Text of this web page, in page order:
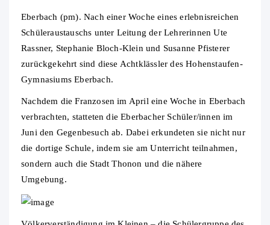
Eberbach (pm). Nach einer Woche eines erlebnisreichen
Schüleraustauschs unter Leitung der Lehrerinnen Ute
Rassner, Stephanie Bloch-Klein und Susanne Pfisterer
zurückgekehrt sind diese Achtklässler des Hohenstaufen-
Gymnasiums Eberbach.
Nachdem die Franzosen im April eine Woche in Eberbach
verbrachten, statteten die Eberbacher Schüler/innen im
Juni den Gegenbesuch ab. Dabei erkundeten sie nicht nur
die dortige Schule, indem sie am Unterricht teilnahmen,
sondern auch die Stadt Thonon und die nähere
Umgebung.